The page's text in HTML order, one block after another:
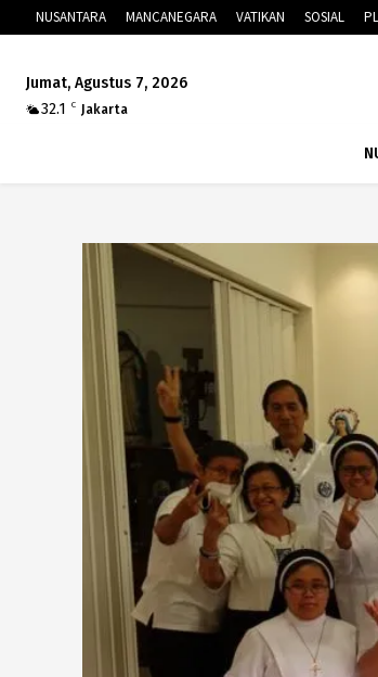
NUSANTARA MANCANEGARA VATIKAN SOSIAL
Jumat, Agustus 7, 2026
32.1
C Jakarta